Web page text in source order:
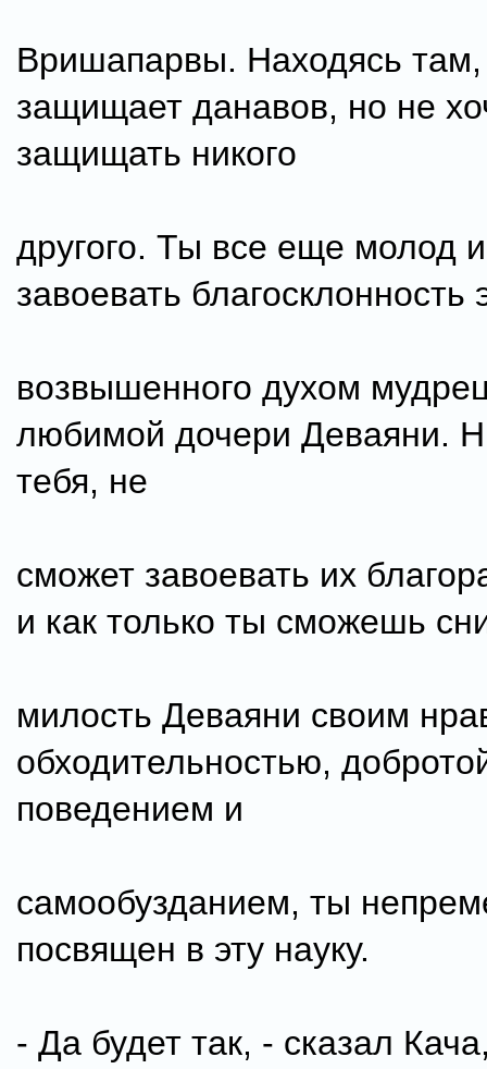
Вришапарвы. Находясь
защищает данавов, но не
защищать никого
другого. Ты все еще молод
завоевать благосклонность
возвышенного духом
любимой дочери Деваяни.
тебя, не
сможет завоевать их
и как только ты сможешь
милость Деваяни своим
обходительностью,
поведением и
самообузданием, ты
посвящен в эту науку.
- Да будет так, - сказал